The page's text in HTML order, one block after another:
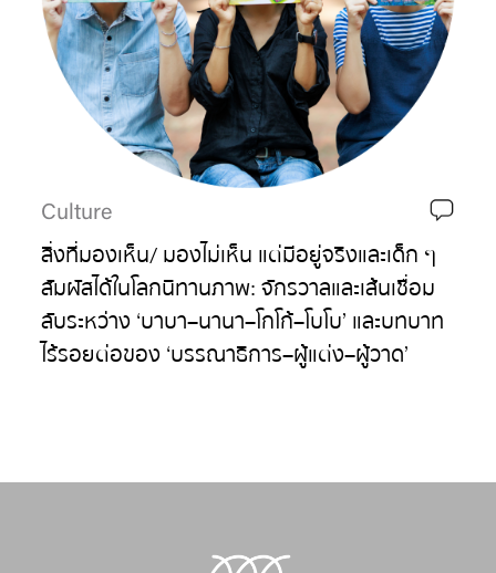
Culture
สิ่งที่มองเห็น/ มองไม่เห็น แต่มีอยู่จริงและเด็ก ๆ
สัมผัสได้ในโลกนิทานภาพ: จักรวาลและเส้นเชื่อม
ลับระหว่าง ‘บาบา–นานา–โกโก้–โบโบ’ และบทบาท
ไร้รอยต่อของ ‘บรรณาธิการ–ผู้แต่ง–ผู้วาด’